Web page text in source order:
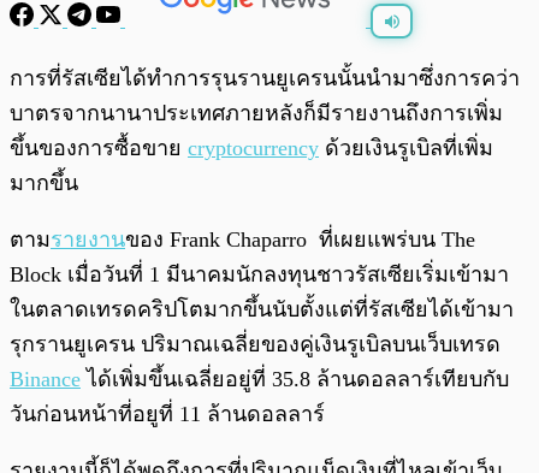
พร้อมเล่น 0:00
การที่รัสเซียได้ทำการรุนรานยูเครนนั้นนำมาซึ่งการคว่า
บาตรจากนานาประเทศภายหลังก็มีรายงานถึงการเพิ่ม
ขึ้นของการซื้อขาย cryptocurrency ด้วยเงินรูเบิลที่เพิ่ม
มากขึ้น
ตามรายงานของ Frank Chaparro ที่เผยแพร่บน The
Block เมื่อวันที่ 1 มีนาคมนักลงทุนชาวรัสเซียเริ่มเข้ามา
ในตลาดเทรดคริปโตมากขึ้นนับตั้งแต่ที่รัสเซียได้เข้ามา
รุกรานยูเครน ปริมาณเฉลี่ยของคู่เงินรูเบิลบนเว็บเทรด
Binance ได้เพิ่มขึ้นเฉลี่ยอยู่ที่ 35.8 ล้านดอลลาร์เทียบกับ
วันก่อนหน้าที่อยูที่ 11 ล้านดอลลาร์